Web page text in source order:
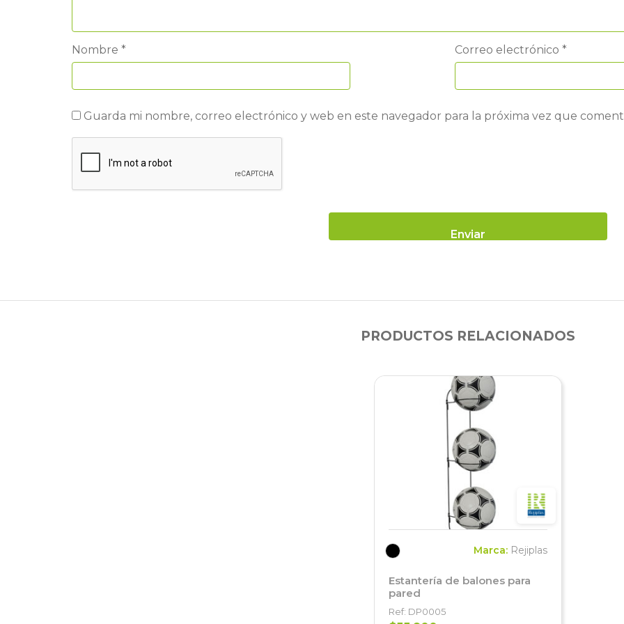
Nombre * Correo electrónico*
Guarda mi nombre, correo electrónico y web en este navegador para la próxima vez que
PRODUCTOS RELACIONADOS
Marca: Rejiplas
Estantería de balones para
pared
Ref: DP0005